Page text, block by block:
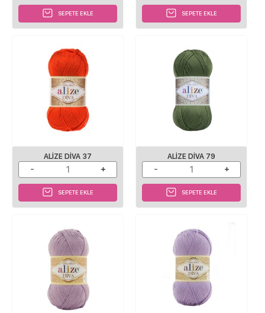
SEPETE EKLE SEPETE EKLE
ALIZE DIVA 37
SEPETE EKLE
ALIZE DIVA 79
SEPETE EKLE